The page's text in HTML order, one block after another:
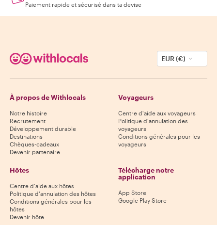
Paiement rapide et sécurisé dans ta devise
EUR (€)
À propos de Withlocals
Notre histoire
Recrutement
Développement durable
Destinations
Chèques-cadeaux
Devenir partenaire
Voyageurs
Centre d'aide aux voyageurs
Politique d'annulation des
voyageurs
Conditions générales pour les
voyageurs
Hôtes
Centre d'aide aux hôtes
Politique d'annulation des hôtes
Conditions générales pour les
hôtes
Devenir hôte
Télécharge notre
application
App Store
Google Play Store